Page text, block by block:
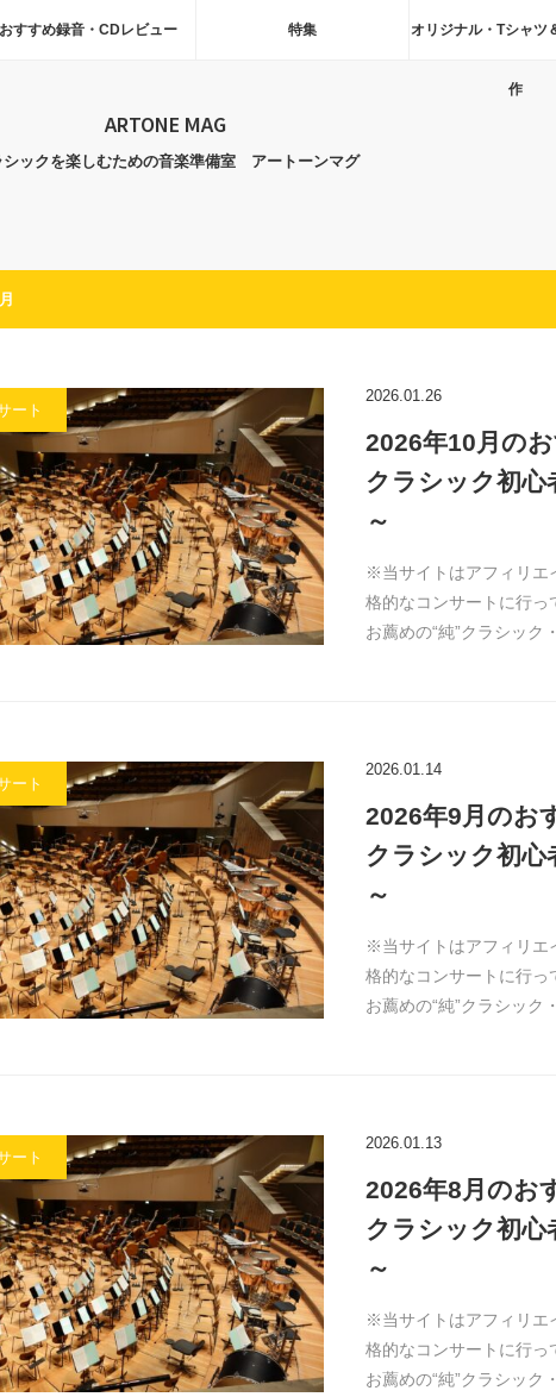
おすすめ録音・CDレビュー 特集 オリジナル・Tシャツ
作
ARTONE MAG
シックを楽しむための音楽準備室 アートーンマグ
ート
2026.01.26
2026年10月の
クラシック初心
～
※当サイトはアフィリエ
格的なコンサートに行っ
お薦めの“純”クラシック
ート
2026.01.14
2026年9月のお
クラシック初心
～
※当サイトはアフィリエ
格的なコンサートに行っ
お薦めの“純”クラシック
ート
2026.01.13
2026年8月のお
クラシック初心
～
※当サイトはアフィリエ
格的なコンサートに行っ
お薦めの“純”クラシック